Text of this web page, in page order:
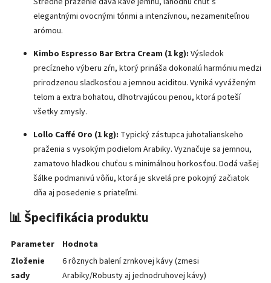
elegantnými ovocnými tónmi a intenzívnou, nezameniteľnou
arómou.
Kimbo Espresso Bar Extra Cream (1 kg): Výsledok
precízneho výberu zŕn, ktorý prináša dokonalú harmóniu medzi
prirodzenou sladkosťou a jemnou aciditou. Vyniká vyváženým
telom a extra bohatou, dlhotrvajúcou penou, ktorá poteší
všetky zmysly.
Lollo Caffé Oro (1 kg): Typický zástupca juhotalianskeho
praženia s vysokým podielom Arabiky. Vyznačuje sa jemnou,
zamatovo hladkou chuťou s minimálnou horkosťou. Dodá vašej
šálke podmanivú vôňu, ktorá je skvelá pre pokojný začiatok
dňa aj posedenie s priateľmi.
📊 Špecifikácia produktu
Parameter
Hodnota
Zloženie
sady
6 rôznych balení zrnkovej kávy (zmesi
Arabiky/Robusty aj jednodruhovej kávy)